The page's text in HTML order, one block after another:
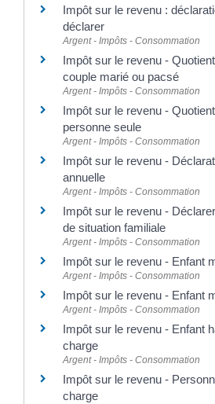
Impôt sur le revenu :
déclarer
Argent - Impôts - Consommation
Impôt sur le revenu -
couple marié ou pacsé
Argent - Impôts - Consommation
Impôt sur le revenu -
personne seule
Argent - Impôts - Consommation
Impôt sur le revenu -
annuelle
Argent - Impôts - Consommation
Impôt sur le revenu -
de situation familiale
Argent - Impôts - Consommation
Impôt sur le revenu - Enfant
Argent - Impôts - Consommation
Impôt sur le revenu - Enfant
Argent - Impôts - Consommation
Impôt sur le revenu - Enfant
charge
Argent - Impôts - Consommation
Impôt sur le revenu -
charge